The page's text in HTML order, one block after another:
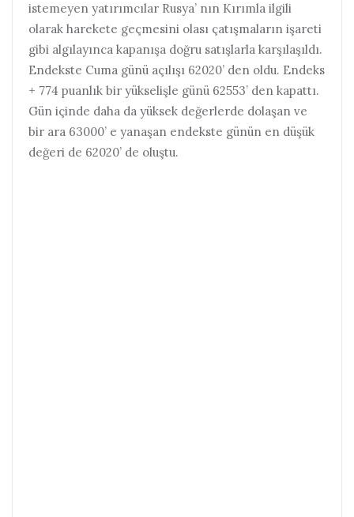
istemeyen yatırımcılar Rusya’ nın Kırımla ilgili
olarak harekete geçmesini olası çatışmaların işareti
gibi algılayınca kapanışa doğru satışlarla karşılaşıldı.
Endekste Cuma günü açılışı 62020’ den oldu. Endeks
+ 774 puanlık bir yükselişle günü 62553’ den kapattı.
Gün içinde daha da yüksek değerlerde dolaşan ve
bir ara 63000’ e yanaşan endekste günün en düşük
değeri de 62020’ de oluştu.